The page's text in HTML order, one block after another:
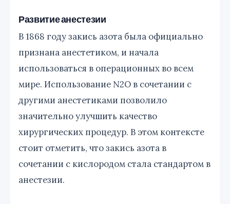
Развитие анестезии
В 1868 году закись азота была официально
признана анестетиком, и начала
использоваться в операционных во всем
мире. Использование N2O в сочетании с
другими анестетиками позволило
значительно улучшить качество
хирургических процедур. В этом контексте
стоит отметить, что закись азота в
сочетании с кислородом стала стандартом в
анестезии.